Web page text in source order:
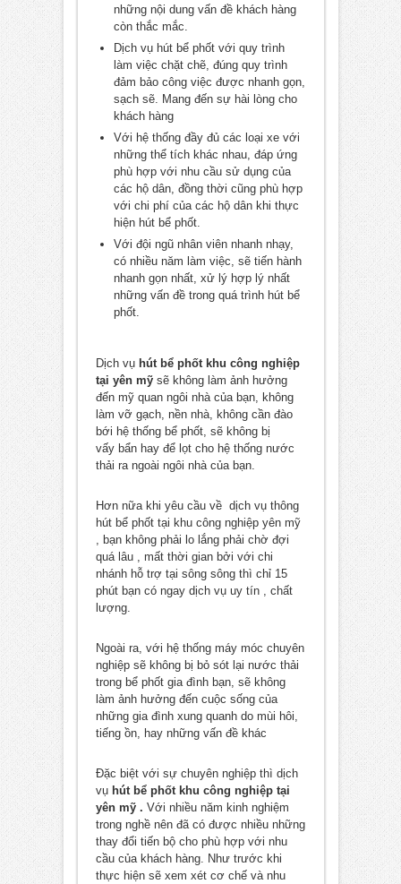
những nội dung vấn đề khách hàng
còn thắc mắc.
Dịch vụ hút bể phốt với quy trình
làm việc chặt chẽ, đúng quy trình
đảm bảo công việc được nhanh gọn,
sạch sẽ. Mang đến sự hài lòng cho
khách hàng
Với hệ thống đầy đủ các loại xe với
những thể tích khác nhau, đáp ứng
phù hợp với nhu cầu sử dụng của
các hộ dân, đồng thời cũng phù hợp
với chi phí của các hộ dân khi thực
hiện hút bể phốt.
Với đội ngũ nhân viên nhanh nhạy,
có nhiều năm làm việc, sẽ tiến hành
nhanh gọn nhất, xử lý hợp lý nhất
những vấn đề trong quá trình hút bể
phốt.
Dịch vụ hút bể phốt khu công nghiệp
tại yên mỹ sẽ không làm ảnh hưởng
đến mỹ quan ngôi nhà của bạn, không
làm vỡ gạch, nền nhà, không cần đào
bới hệ thống bể phốt, sẽ không bị
vấy bẩn hay để lọt cho hệ thống nước
thải ra ngoài ngôi nhà của bạn.
Hơn nữa khi yêu cầu về dịch vụ thông
hút bể phốt tại khu công nghiệp yên mỹ
, bạn không phải lo lắng phải chờ đợi
quá lâu , mất thời gian bởi với chi
nhánh hỗ trợ tại sông sông thì chỉ 15
phút bạn có ngay dịch vụ uy tín , chất
lượng.
Ngoài ra, với hệ thống máy móc chuyên
nghiệp sẽ không bị bỏ sót lại nước thải
trong bể phốt gia đình bạn, sẽ không
làm ảnh hưởng đến cuộc sống của
những gia đình xung quanh do mùi hôi,
tiếng ồn, hay những vấn đề khác
Đặc biệt với sự chuyên nghiệp thì dịch
vụ hút bể phốt khu công nghiệp tại
yên mỹ . Với nhiều năm kinh nghiệm
trong nghề nên đã có được nhiều những
thay đổi tiến bộ cho phù hợp với nhu
cầu của khách hàng. Như trước khi
thực hiện sẽ xem xét cơ chế và nhu